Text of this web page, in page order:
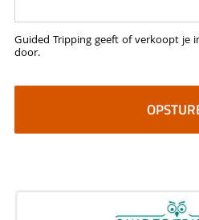
Guided Tripping geeft of verkoopt je
door.
CAPTCHA